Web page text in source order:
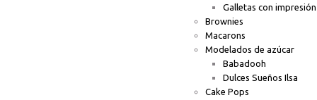
Galletas con
Brownies
Macarons
Modelados de azúcar
Babadooh
Dulces Sueños Ilsa
Cake Pops